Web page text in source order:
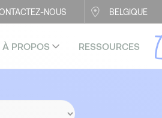
NOUS BELGIQUE
À PROPOS RESSOURCES